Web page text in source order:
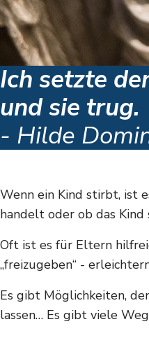
Ich setzte
und sie trug.
- Hilde
Wenn ein Kind stirbt, ist
handelt oder ob das
Oft ist es für Eltern
„freizugeben“ -
Es gibt Möglichkeiten,
lassen… Es gibt viele